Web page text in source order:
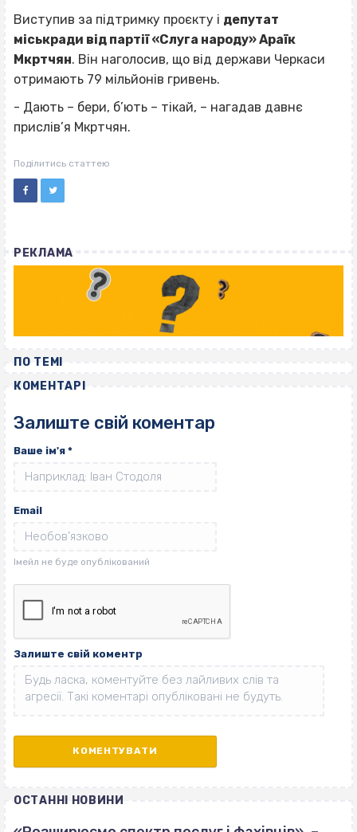
Виступив за підтримку проєкту і депутат
міськради від партії «Слуга народу» Араїк
Мкртчян. Він наголосив, що від держави Черкаси
отримають 79 мільйонів гривень.
- Дають – бери, б’ють – тікай, – нагадав давнє
прислів’я Мкртчян.
Поділитись статтею
РЕКЛАМА
ПО ТЕМІ
КОМЕНТАРІ
Залиште свій коментар
Ваше ім'я *
Email
Залиште свій коментр
ОСТАННІ НОВИНИ